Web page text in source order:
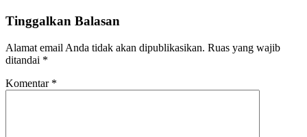
Tinggalkan Balasan
Alamat email Anda tidak akan dipublikasikan. Ruas yang wajib
ditandai *
Komentar *